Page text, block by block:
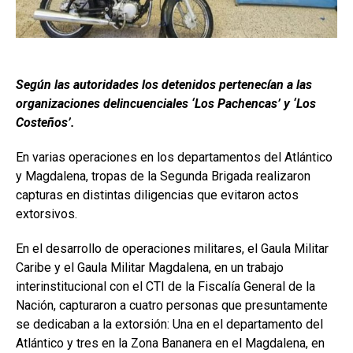
Según las autoridades los detenidos pertenecían a las
organizaciones delincuenciales ‘Los Pachencas’ y ‘Los
Costeños’.
En varias operaciones en los departamentos del Atlántico
y Magdalena, tropas de la Segunda Brigada realizaron
capturas en distintas diligencias que evitaron actos
extorsivos.
En el desarrollo de operaciones militares, el Gaula Militar
Caribe y el Gaula Militar Magdalena, en un trabajo
interinstitucional con el CTI de la Fiscalía General de la
Nación, capturaron a cuatro personas que presuntamente
se dedicaban a la extorsión: Una en el departamento del
Atlántico y tres en la Zona Bananera en el Magdalena, en